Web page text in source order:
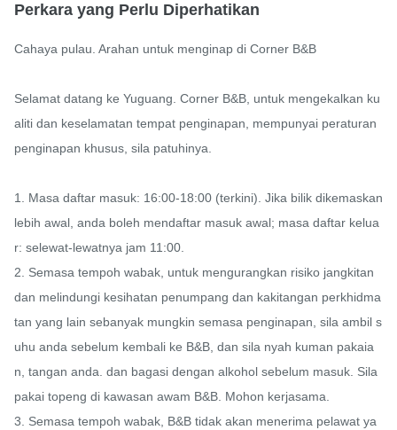
Perkara yang Perlu Diperhatikan
Cahaya pulau. Arahan untuk menginap di Corner B&B
Selamat datang ke Yuguang. Corner B&B, untuk mengekalkan ku
aliti dan keselamatan tempat penginapan, mempunyai peraturan
penginapan khusus, sila patuhinya.
1. Masa daftar masuk: 16:00-18:00 (terkini). Jika bilik dikemaskan
lebih awal, anda boleh mendaftar masuk awal; masa daftar kelua
r: selewat-lewatnya jam 11:00.
2. Semasa tempoh wabak, untuk mengurangkan risiko jangkitan
dan melindungi kesihatan penumpang dan kakitangan perkhidma
tan yang lain sebanyak mungkin semasa penginapan, sila ambil s
uhu anda sebelum kembali ke B&B, dan sila nyah kuman pakaia
n, tangan anda. dan bagasi dengan alkohol sebelum masuk. Sila
pakai topeng di kawasan awam B&B. Mohon kerjasama.
3. Semasa tempoh wabak, B&B tidak akan menerima pelawat ya